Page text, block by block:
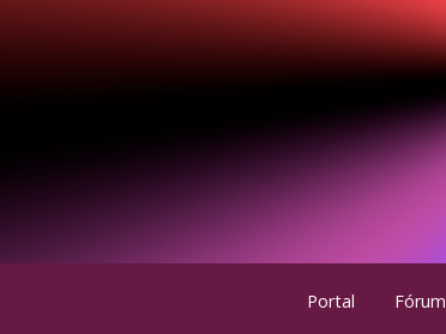
Portal Fórum